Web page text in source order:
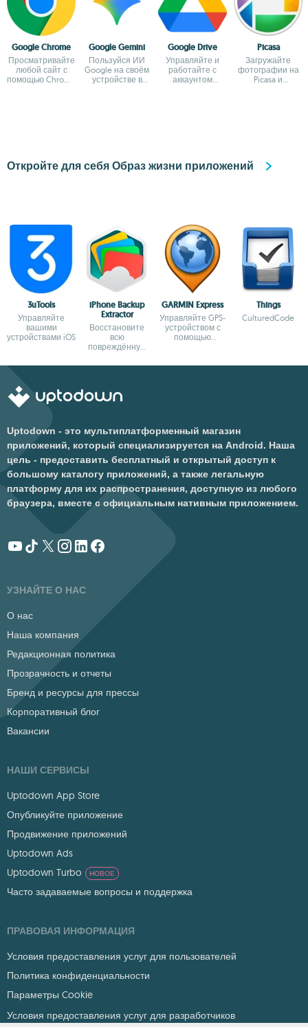
Google Chrome
Просматривайте
любой сайт с
помощью Chrome
Google Gemini
Пользуйся ИИ
Google на своём
устройстве в
Google Drive
Управляйте и
работайте с
аккаунтом
Picasa
Загружайте
фотографии на
Picasa и
Откройте для себя Образ жизни приложений
3uTools
Управляйте
вашими
устройствами iOS
iPhone Backup
Extractor
Восстановите
всю
повреждённую
своём iPhone
GARMIN Express
Управляйте GPS-
устройством с
помощью
Garmin
Things
CulturedCode
Uptodown - это мультиплатформенный магазин
приложений, который специализируется на Android. Наша
цель - предоставить бесплатный и открытый доступ к
большому каталогу приложений, а также легальную
платформу для их распространения, доступную из любого
браузера, вместе с официальным нативным приложением.
УЗНАЙТЕ О НАС
О нас
Наша компания
Редакционная политика
Прозрачность и отчеты
Бренд и ресурсы для прессы
Корпоративный блог
Вакансии
НАШИ СЕРВИСЫ
Uptodown App Store
Опубликуйте приложение
Продвижение приложений
Uptodown Ads
Uptodown Turbo
НОВОЕ
Часто задаваемые вопросы и поддержка
ПРАВОВАЯ ИНФОРМАЦИЯ
Условия предоставления услуг для пользователей
Политика конфиденциальности
Параметры Cookie
Условия предоставления услуг для разработчиков